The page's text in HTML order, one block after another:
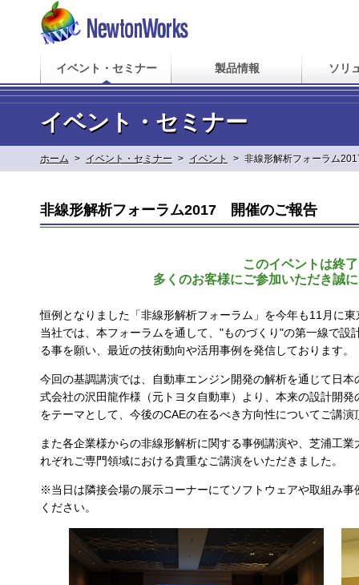
イベント・セミナー 製品情報 ソリ
イベント・セミナー
ホーム > イベント・セミナー > イベント > 非線形解析フォーラム
非線形解析フォーラム2017 開催のご報告
このイベントは終
多くのお客様にご参加いただき誠
恒例となりました「非線形解析フォーラム」を今年も11月に
当社では、本フォーラムを通して、"ものづくり"の第一線で
る事を願い、最近の技術動向や活用事例を発信しております。
今回の基調講演では、自動車エンジン開発の解析を通じて日
式会社の沢田龍作様（元トヨタ自動車）より、本来の設計開
をテーマとして、今後のCAEの在るべき方向性についてご講演
また各企業様からの非線形解析に関する事例講演や、芝浦工
れぞれご専門領域における貴重なご講演をいただきました。
※当日は隣接会場の展示コーナーにてソフトウェアや取組み
ください。